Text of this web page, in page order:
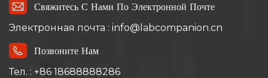
Свяжитесь С Нами По Электронной Почте
Электронная почта : info@labcompanion.cn
Позвоните Нам
Тел. : +86 18688888286